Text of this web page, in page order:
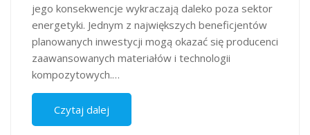
jego konsekwencje wykraczają daleko poza sektor
energetyki. Jednym z największych beneficjentów
planowanych inwestycji mogą okazać się producenci
zaawansowanych materiałów i technologii
kompozytowych.…
Czytaj dalej